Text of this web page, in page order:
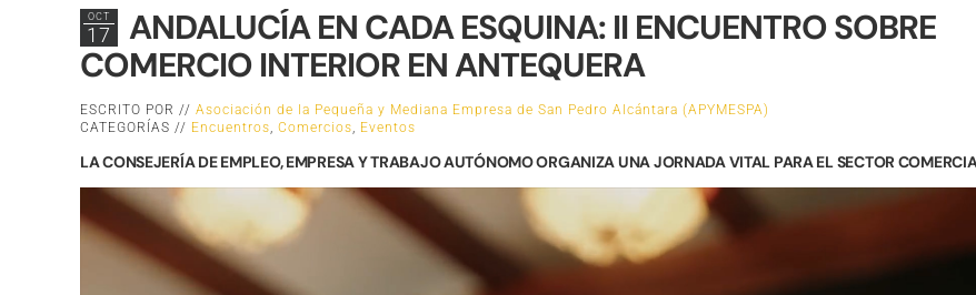
OCT
17
ANDALUCÍA EN CADA ESQUINA: II ENCUENTRO SOBRE
COMERCIO INTERIOR EN ANTEQUERA
ESCRITO POR // Asociación de la Pequeña y Mediana Empresa de San Pedro Alcántara (APYMESPA)
CATEGORÍAS // Encuentros, Comercios, Eventos
LA CONSEJERÍA DE EMPLEO, EMPRESA Y TRABAJO AUTÓNOMO ORGANIZA UNA JORNADA VITAL PARA EL SECTOR